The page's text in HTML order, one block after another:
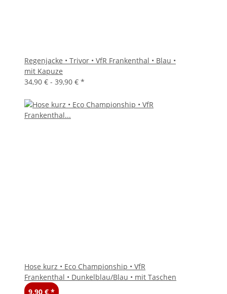
Regenjacke • Trivor • VfR Frankenthal • Blau •
mit Kapuze
34,90 € - 39,90 € *
Hose kurz • Eco Championship • VfR
Frankenthal • Dunkelblau/Blau • mit Taschen
9,90 € *